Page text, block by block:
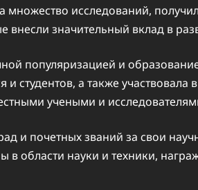
исследований,
внесли значительный вклад в
популяризацией и
студентов, а также участвовала
учеными и
и почетных званий за свои
в области науки и техники,